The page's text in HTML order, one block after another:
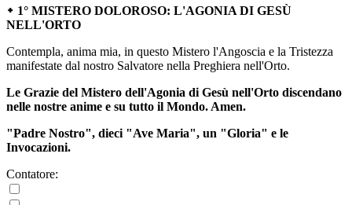
᛭ 1° MISTERO DOLOROSO: L'AGONIA DI GESÙ
NELL'ORTO
Contempla, anima mia, in questo Mistero l'Angoscia e la Tristezza
manifestate dal nostro Salvatore nella Preghiera nell'Orto.
Le Grazie del Mistero dell'Agonia di Gesù nell'Orto discendano
nelle nostre anime e su tutto il Mondo. Amen.
"Padre Nostro", dieci "Ave Maria", un "Gloria" e le
Invocazioni.
Contatore: